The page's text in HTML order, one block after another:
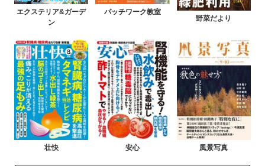
エクステリア&ガーデ
ン
パッチワーク教室
野菜だより
壮快 安心 風景写真